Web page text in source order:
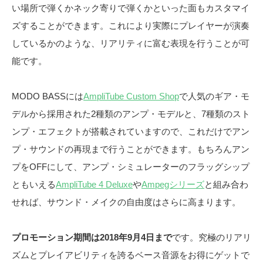
い場所で弾くかネック寄りで弾くかといった面もカスタマイ
ズすることができます。これにより実際にプレイヤーが演奏
しているかのような、リアリティに富む表現を行うことが可
能です。
MODO BASSにはAmpliTube Custom Shopで人気のギア・モ
デルから採用された2種類のアンプ・モデルと、7種類のスト
ンプ・エフェクトが搭載されていますので、これだけでアン
プ・サウンドの再現まで行うことができます。もちろんアン
プをOFFにして、アンプ・シミュレーターのフラッグシップ
ともいえるAmpliTube 4 DeluxeやAmpegシリーズと組み合わ
せれば、サウンド・メイクの自由度はさらに高まります。
プロモーション期間は2018年9月4日までです。究極のリアリ
ズムとプレイアビリティを誇るベース音源をお得にゲットで